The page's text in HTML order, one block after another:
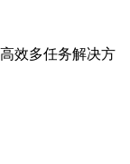
效多任务解决方